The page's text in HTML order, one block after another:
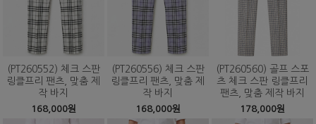
(PT260552) 체크 스판
링클프리 팬츠, 맞춤 제
작 바지
168,000원
(PT260556) 체크 스판
링클프리 팬츠, 맞춤 제
작 바지
168,000원
(PT260560) 골프 스포
츠 체크 스판 링클프리
팬츠, 맞춤 제작 바지
178,000원